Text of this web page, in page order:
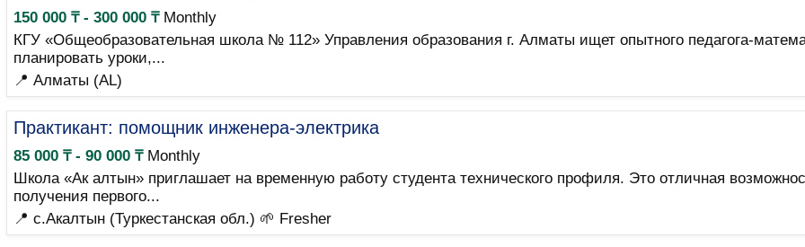
150 000 ₸ - 300 000 ₸Monthly
КГУ «Общеобразовательная школа № 112» Управления образования г. Алматы ищет опытного педагога-
планировать уроки,...
📍 Алматы (AL)
Практикант: помощник инженера-электрика
85 000 ₸ - 90 000 ₸Monthly
Школа «Ак алтын» приглашает на временную работу студента технического профиля. Это отличная
получения первого...
📍 с.Акалтын (Туркестанская обл.) 🌱 Fresher